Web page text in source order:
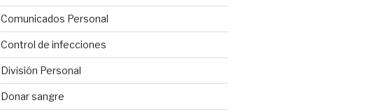
Comunicados Personal
Control de infecciones
División Personal
Donar sangre